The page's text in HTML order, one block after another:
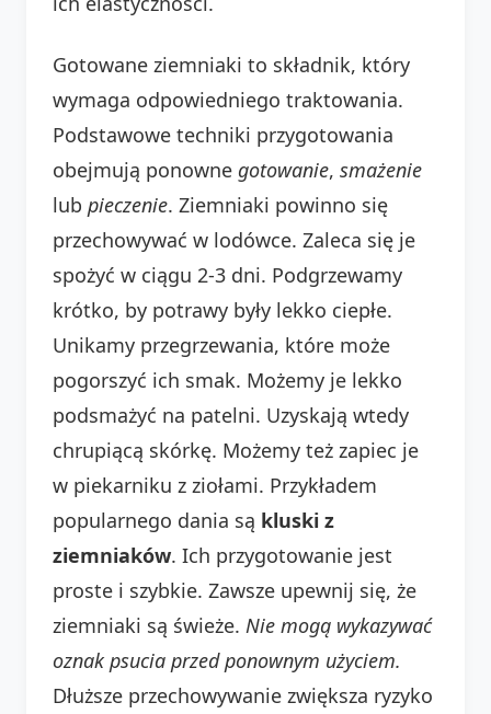
Gotowane ziemniaki to składnik, który
wymaga odpowiedniego traktowania.
Podstawowe techniki przygotowania
obejmują ponowne gotowanie, smażenie
lub pieczenie. Ziemniaki powinno się
przechowywać w lodówce. Zaleca się je
spożyć w ciągu 2-3 dni. Podgrzewamy
krótko, by potrawy były lekko ciepłe.
Unikamy przegrzewania, które może
pogorszyć ich smak. Możemy je lekko
podsmażyć na patelni. Uzyskają wtedy
chrupiącą skórkę. Możemy też zapiec je
w piekarniku z ziołami. Przykładem
popularnego dania są kluski z
ziemniaków. Ich przygotowanie jest
proste i szybkie. Zawsze upewnij się, że
ziemniaki są świeże. Nie mogą wykazywać
oznak psucia przed ponownym użyciem.
Dłuższe przechowywanie zwiększa ryzyko